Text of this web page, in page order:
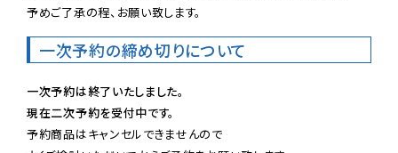
予めご了承の程、お願い致します。
一次予約の締め切りについて
一次予約は終了いたしました。
現在二次予約を受付中です。
予約商品はキャンセルできませんので